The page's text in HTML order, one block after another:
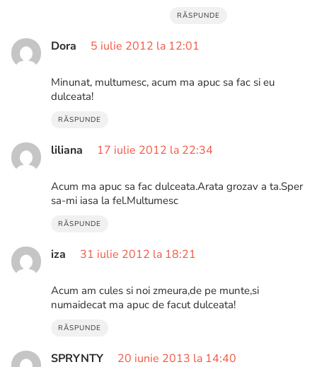
RĂSPUNDE
Dora 5 iulie 2012 la 12:01
Minunat, multumesc, acum ma apuc sa fac si eu
dulceata!
RĂSPUNDE
liliana 17 iulie 2012 la 22:34
Acum ma apuc sa fac dulceata.Arata grozav a ta.Sper
sa-mi iasa la fel.Multumesc
RĂSPUNDE
iza 31 iulie 2012 la 18:21
Acum am cules si noi zmeura,de pe munte,si
numaidecat ma apuc de facut dulceata!
RĂSPUNDE
SPRYNTY 20 iunie 2013 la 14:40